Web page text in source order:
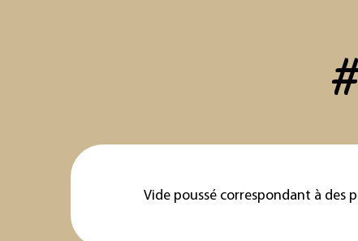
Vide poussé correspondant à des